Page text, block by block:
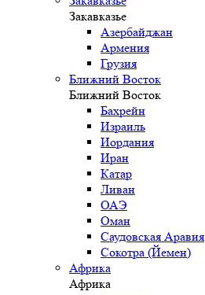
Закавказье
Азербайджан
Армения
Грузия
Ближний Восток
Ближний Восток
Бахрейн
Израиль
Иордания
Иран
Катар
Ливан
ОАЭ
Оман
Саудовская Аравия
Сокотра (Йемен)
Африка
Африка